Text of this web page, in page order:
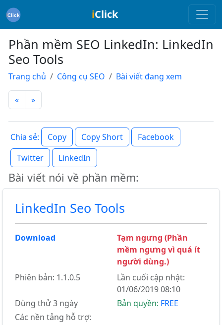
iClick
Phần mềm SEO LinkedIn: LinkedIn
Seo Tools
Trang chủ Công cụ SEO Bài viết đang xem
« »
Chia sẻ: Copy Copy Short
Facebook
Twitter
LinkedIn
Bài viết nói về phần mềm:
LinkedIn Seo Tools
Download
Tạm ngưng (Phần
mềm ngưng vì quá ít
người dùng.)
Phiên bản: 1.1.0.5
Lần cuối cập nhật:
01/06/2019 08:10
Dùng thử 3 ngày
Bản quyền: FREE
Các nền tảng hỗ trợ: